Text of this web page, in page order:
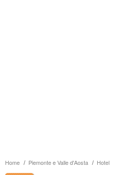
Home Piemonte e Valle d'Aosta Hotel